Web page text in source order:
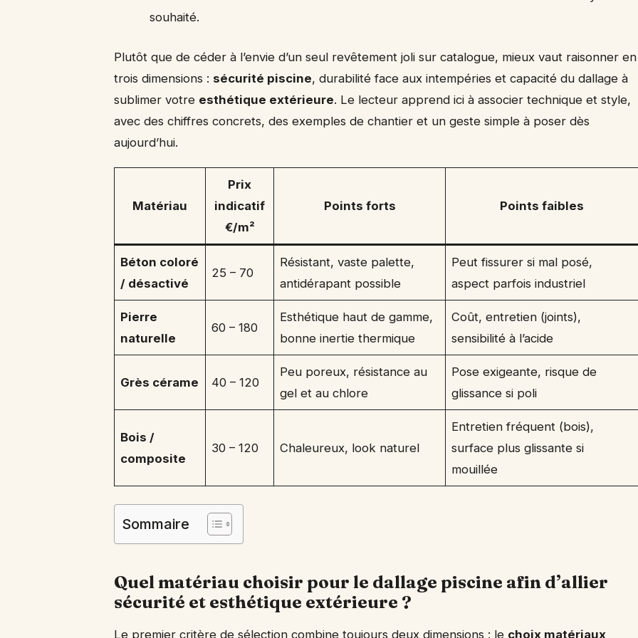
souhaité.
Plutôt que de céder à l’envie d’un seul revêtement joli sur catalogue, mieux vaut raisonner en
trois dimensions : sécurité piscine, durabilité face aux intempéries et capacité du dallage à
sublimer votre esthétique extérieure. Le lecteur apprend ici à associer technique et style,
avec des chiffres concrets, des exemples de chantier et un geste simple à poser dès
aujourd’hui.
Matériau
Prix
indicatif
€/m²
Points forts Points faibles
Béton coloré
/ désactivé
25 – 70
Résistant, vaste palette,
antidérapant possible
Peut fissurer si mal posé,
aspect parfois industriel
Pierre
naturelle
60 – 180
Esthétique haut de gamme,
bonne inertie thermique
Coût, entretien (joints),
sensibilité à l’acide
Grès cérame 40 – 120
Peu poreux, résistance au
gel et au chlore
Pose exigeante, risque de
glissance si poli
Bois /
composite
30 – 120 Chaleureux, look naturel
Entretien fréquent (bois),
surface plus glissante si
mouillée
Sommaire
Quel matériau choisir pour le dallage piscine afin d’allier
sécurité et esthétique extérieure ?
Le premier critère de sélection combine toujours deux dimensions : le choix matériaux